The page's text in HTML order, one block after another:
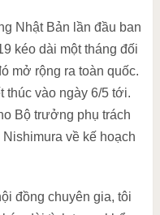
Nhật Bản lần đầu ban
kéo dài một tháng đối
mở rộng ra toàn quốc.
thúc vào ngày 6/5 tới.
Bộ trưởng phụ trách
về kế hoạch
đồng chuyên gia, tôi